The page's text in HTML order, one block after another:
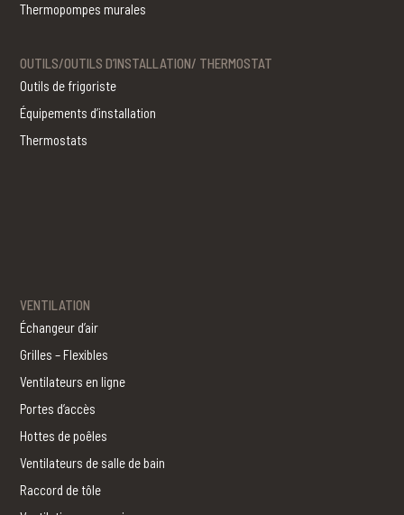
Thermopompes murales
OUTILS/OUTILS D’INSTALLATION/ THERMOSTAT
Outils de frigoriste
Équipements d’installation
Thermostats
VENTILATION
Échangeur d’air
Grilles – Flexibles
Ventilateurs en ligne
Portes d’accès
Hottes de poêles
Ventilateurs de salle de bain
Raccord de tôle